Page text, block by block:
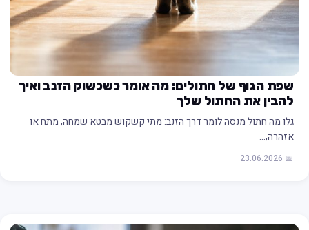
שפת הגוף של חתולים: מה אומר כשכשוק הזנב ואיך
להבין את החתול שלך
גלו מה חתול מנסה לומר דרך הזנב: מתי קשקוש מבטא שמחה, מתח או
אזהרה,…
📅 23.06.2026